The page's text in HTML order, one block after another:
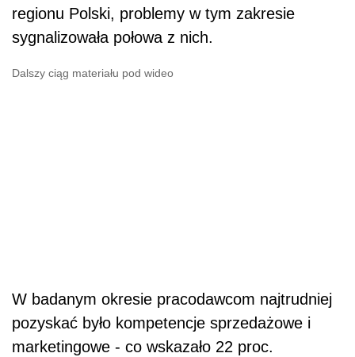
regionu Polski, problemy w tym zakresie
sygnalizowała połowa z nich.
Dalszy ciąg materiału pod wideo
W badanym okresie pracodawcom najtrudniej
pozyskać było kompetencje sprzedażowe i
marketingowe - co wskazało 22 proc.